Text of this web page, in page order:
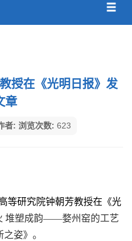
授在《光明日报》发
章
者: 浏览次数: 623
等研究院钟朝芳教授在《光
堆塑成韵——婺州窑的工艺
姿》。